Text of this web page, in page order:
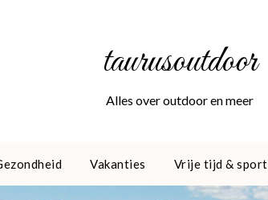
taurusoutdoor
Alles over outdoor en meer
Vakanties Vrije tijd & sport